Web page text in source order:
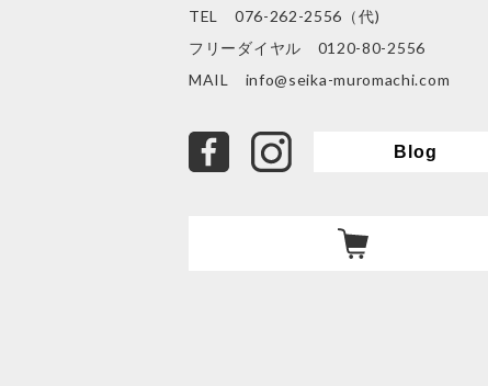
TEL 076-262-2556（代)
フリーダイヤル 0120-80-2556
MAIL info@seika-muromachi.com
facebook
Blog